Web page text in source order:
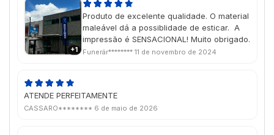
+1
Produto de excelente qualidade. O material
maleável dá a possiblidade de esticar. A
impressão é SENSACIONAL! Muito obrigado.
Funerár******** 11 de novembro de 2024
ATENDE PERFEITAMENTE
CASSARO******** 6 de maio de 2026